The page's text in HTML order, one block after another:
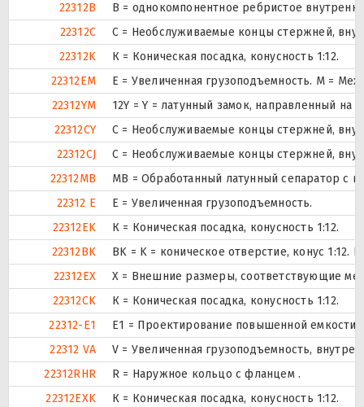
22312B
B = однокомпонентное ребристое
22312C
С = Необслуживаемые концы стержней,
22312K
К = Коническая посадка, конусность 1:12.
22312EM
E = Увеличенная грузоподъемность. М =
22312YM
12Y = Y = латунный замок, направленный
22312CY
С = Необслуживаемые концы стержней,
22312CJ
С = Необслуживаемые концы стержней,
22312MB
MB = Обработанный латунный сепаратор с
22312 E
Е = Увеличенная грузоподъемность.
22312EK
К = Коническая посадка, конусность 1:12.
22312BK
BK = K = коническое отверстие, конус
22312EX
X = Внешние размеры, соответствующие
22312CK
К = Коническая посадка, конусность 1:12.
22312-E1
E1 = Проектирование повышенной емкости.
22312 VA
V = Увеличенная грузоподъемность,
22312RHR
R = Наружное кольцо с фланцем .
22312EXK
К = Коническая посадка, конусность 1:12.